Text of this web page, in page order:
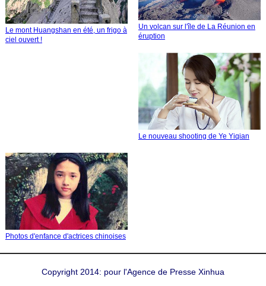
Le mont Huangshan en été, un frigo à
ciel ouvert !
Un volcan sur l'île de La Réunion en
éruption
Le nouveau shooting de Ye Yiqian
Photos d'enfance d'actrices chinoises
Copyright 2014: pour l'Agence de Presse Xinhua